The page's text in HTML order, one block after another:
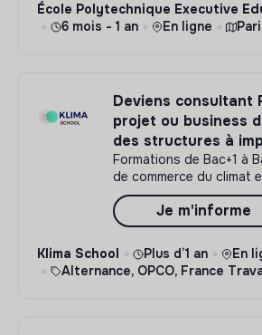
École Polytechnique Executive
6 mois - 1 an
En ligne
Deviens consultant
projet ou business
des structures à
Formations de Bac+1 à
de commerce du climat
Je m'informe
Klima School Plus d’1 an En
Alternance, OPCO, France